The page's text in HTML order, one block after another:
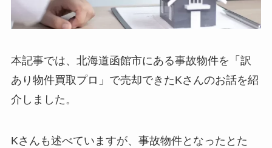
本記事では、北海道函館市にある事故物件を「訳
あり物件買取プロ」で売却できたKさんのお話を紹
介しました。
Kさんも述べていますが、事故物件となったとた